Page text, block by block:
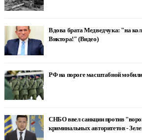
Вдова брата Медведчука: "на
Виктора!" (Видео)
РФ на пороге масштабной
СНБО ввел санкции против
криминальных авторитетов -